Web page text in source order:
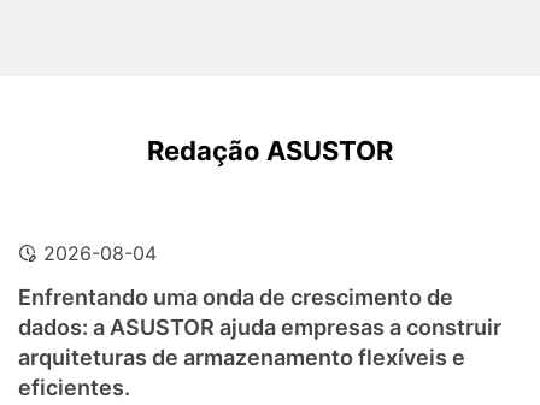
Redação ASUSTOR
2026-08-04
Enfrentando uma onda de crescimento de
dados: a ASUSTOR ajuda empresas a construir
arquiteturas de armazenamento flexíveis e
eficientes.